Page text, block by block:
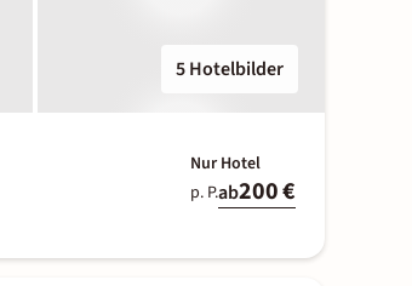
5 Hotelbilder
Nur Hotel
p. P.ab200 €